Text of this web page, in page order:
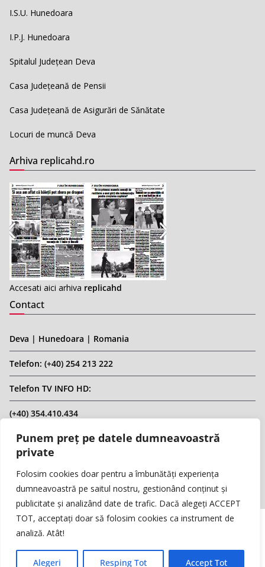
Punem preț pe datele dumneavoastră
private
Folosim cookies doar pentru a îmbunătăți experiența
dumneavoastră pe saitul nostru, gestionând conținut și
publicitate și analizând date de trafic. Dacă alegeți ACCEPT
TOT, acceptați doar să folosim cookies ca instrument de
analiză. Atât!
Alegeri Resping Tot Accept Tot
I.S.U. Hunedoara
I.P.J. Hunedoara
Spitalul Județean Deva
Casa Județeană de Pensii
Casa Județeană de Asigurări de Sănătate
Locuri de muncă Deva
Arhiva replicahd.ro
Accesati aici arhiva replicahd
Contact
Deva | Hunedoara | Romania
Telefon: (+40) 254 213 222
Telefon TV INFO HD:
(+40) 354.410.434
Email: infohd20@gmail.com
Website: www.replicahd.ro